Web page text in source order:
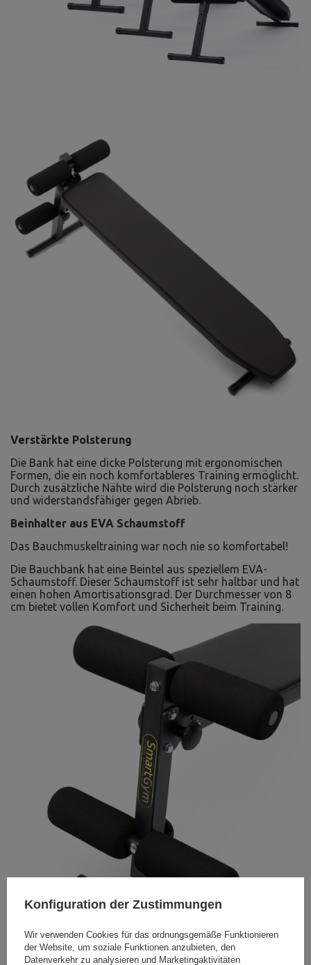
Verstärkte Polsterung
Die Bank hat eine dicke Polsterung mit ergonomischen
Formen, die ein noch komfortableres Training ermöglicht.
Durch zusätzliche Nähte wird die Polsterung noch stärker
und widerstandsfähiger gegen Abrieb.
Beinhalter aus EVA Schaumstoff
Das Bauchmuskeltraining war noch nie so komfortabel!
Die Bauchbank hat eine Beintel aus speziellem EVA-
Schaumstoff. Dieser Schaumstoff ist sehr haltbar und hat
einen hohen Amortisationsgrad. Der Durchmesser von 8
cm bietet vollen Komfort und Sicherheit beim Training.
Konfiguration der Zustimmungen
Wir verwenden Cookies für das ordnungsgemäße Funktionieren
der Website, um soziale Funktionen anzubieten, den
Datenverkehr zu analysieren und Marketingaktivitäten